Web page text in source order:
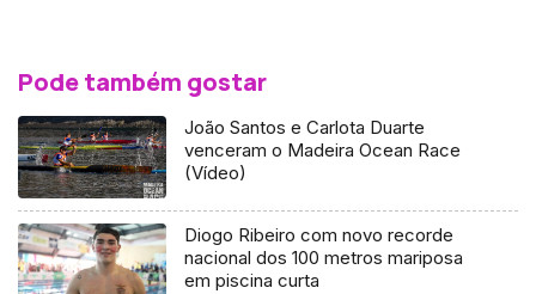
Pode também gostar
João Santos e Carlota Duarte
venceram o Madeira Ocean Race
(Vídeo)
Diogo Ribeiro com novo recorde
nacional dos 100 metros mariposa
em piscina curta